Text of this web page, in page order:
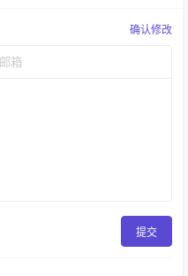
确认修改
提交